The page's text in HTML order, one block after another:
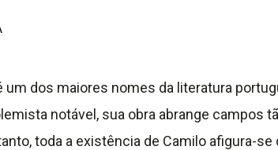
um dos maiores nomes da literatura
notável, sua obra abrange campos
toda a existência de Camilo afigura-